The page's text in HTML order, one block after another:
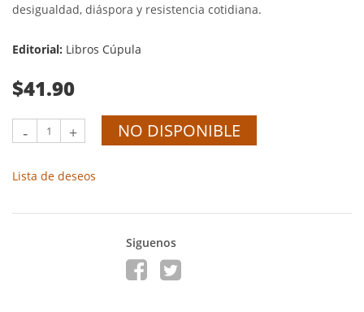
desigualdad, diáspora y resistencia cotidiana.
Editorial: Libros Cúpula
$41.90
- + NO DISPONIBLE
Lista de deseos
Siguenos